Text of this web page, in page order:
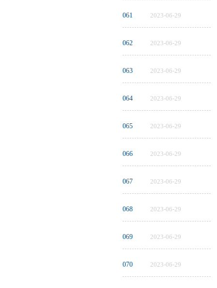
061 2023-06-29
062 2023-06-29
063 2023-06-29
064 2023-06-29
065 2023-06-29
066 2023-06-29
067 2023-06-29
068 2023-06-29
069 2023-06-29
070 2023-06-29